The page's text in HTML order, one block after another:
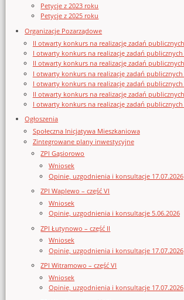
Petycje z 2023 roku
Petycje z 2025 roku
Organizacje Pozarządowe
II otwarty konkurs na realizację zadań
I otwarty konkurs na realizację zadań publicznych
II otwarty konkurs na realizację zadań
I otwarty konkurs na realizację zadań publicznych
I otwarty konkurs na realizację zadań publicznych
II otwarty konkurs na realizację zadań
I otwarty konkurs na realizację zadań publicznych
Ogłoszenia
Społeczna Inicjatywa Mieszkaniowa
Zintegrowane plany inwestycyjne
ZPI Gąsiorowo
Wniosek
Opinie, uzgodnienia i konsultacje 17.07.2026
ZPI Waplewo – część VI
Wniosek
Opinie, uzgodnienia i konsultacje 5.06.2026
ZPI Łutynowo – część II
Wniosek
Opinie, uzgodnienia i konsultacje 17.07.2026
ZPI Witramowo – część VI
Wniosek
Opinie, uzgodnienia i konsultacje 17.07.2026